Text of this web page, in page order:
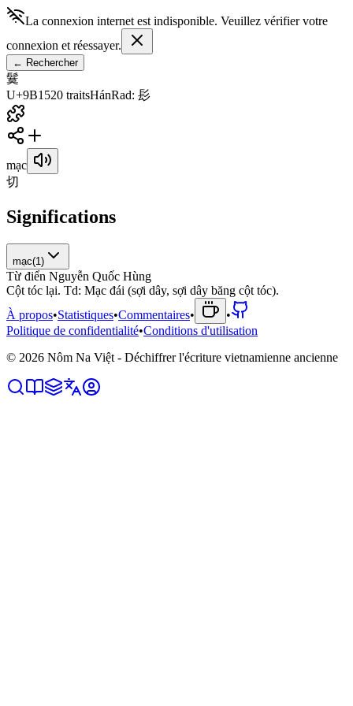
La connexion internet est indisponible. Veuillez vérifier votre
connexion et réessayer.
← Rechercher
鬕
U+9B1520 traitsHánRad: 髟
mạc
切
Significations
mạc(1 )
Từ điển Nguyễn Quốc Hùng
Cột tóc lại. Td: Mạc đái (sợi dây, sợi dây băng cột tóc).
À propos•Statistiques•Commentaires•
•
Politique de confidentialité•Conditions d'utilisation
© 2026 Nôm Na Việt - Déchiffrer l'écriture vietnamienne ancienne